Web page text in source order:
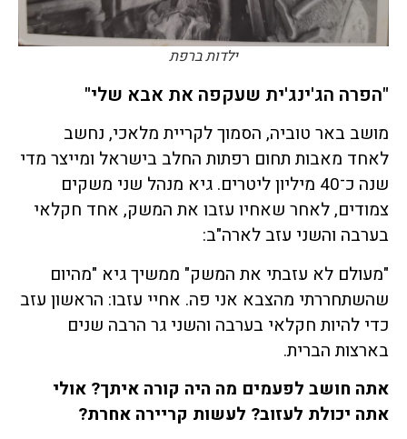
ילדות ברפת
"הפרה הג'ינג'ית שעקפה את אבא שלי"
מושב באר טוביה, הסמוך לקריית מלאכי, נחשב
לאחד מאבות תחום רפתות החלב בישראל ומייצר מדי
שנה כ־40 מיליון ליטרים. גיא מנהל שני משקים
צמודים, לאחר שאחיו עזבו את המשק, אחד חקלאי
בערבה והשני עזב לארה"ב:
"מעולם לא עזבתי את המשק" ממשיך גיא "מהיום
שהשתחררתי מהצבא אני פה. אחיי עזבו: הראשון עזב
כדי להיות חקלאי בערבה והשני גר הרבה שנים
בארצות הברית.
אתה חושב לפעמים מה היה קורה איתך? אולי
אתה יכולת לעזוב? לעשות קריירה אחרת?